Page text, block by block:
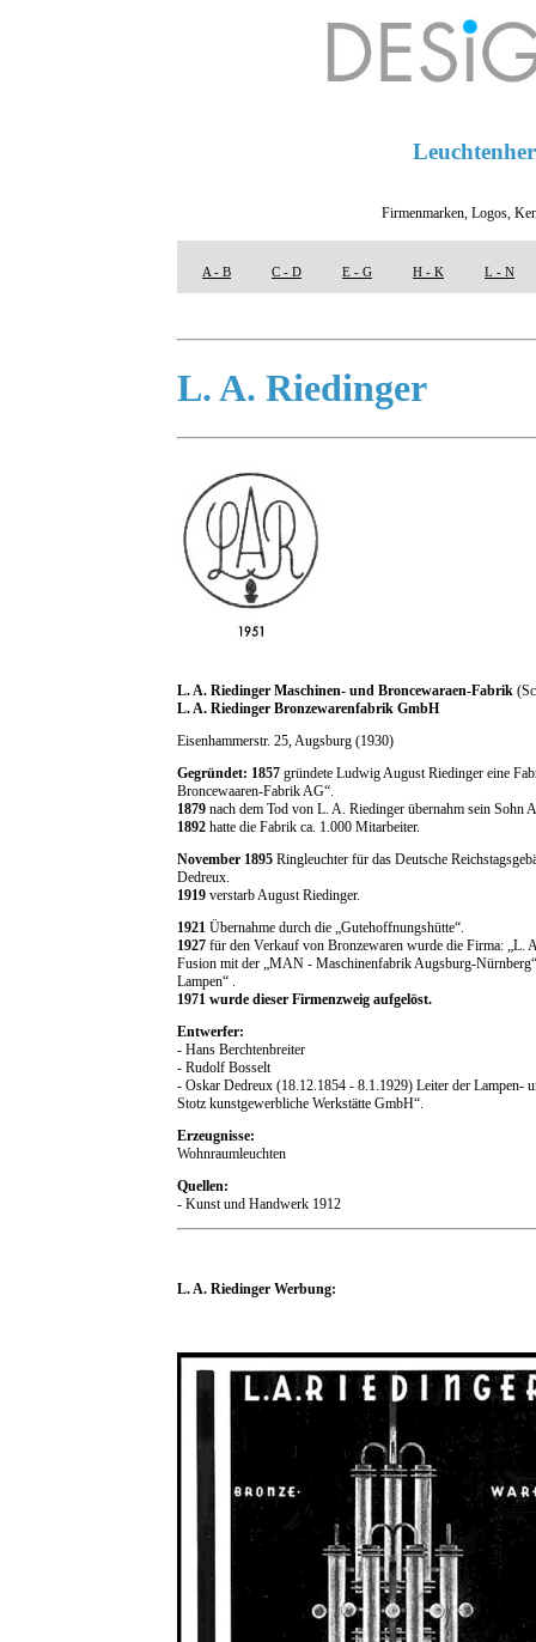
Firmenmarken, Logos,
A - B C - D E - G H - K L - N
L. A. Riedinger
L. A. Riedinger Maschinen- und Broncewaraen-Fabrik
L. A. Riedinger Bronzewarenfabrik GmbH
Eisenhammerstr. 25, Augsburg (1930)
Gegründet: 1857 gründete Ludwig August Riedinger eine
Broncewaaren-Fabrik AG“.
1879 nach dem Tod von L. A. Riedinger übernahm sein Sohn
1892 hatte die Fabrik ca. 1.000 Mitarbeiter.
November 1895 Ringleuchter für das Deutsche
Dedreux.
1919 verstarb August Riedinger.
1921 Übernahme durch die „Gutehoffnungshütte“.
1927 für den Verkauf von Bronzewaren wurde die Firma: „L.
Fusion mit der „MAN - Maschinenfabrik Augsburg-
Lampen“ .
1971 wurde dieser Firmenzweig aufgelöst.
Entwerfer:
- Hans Berchtenbreiter
- Rudolf Bosselt
- Oskar Dedreux (18.12.1854 - 8.1.1929) Leiter der Lampen-
Stotz kunstgewerbliche Werkstätte GmbH“.
Erzeugnisse:
Wohnraumleuchten
Quellen:
- Kunst und Handwerk 1912
L. A. Riedinger Werbung: